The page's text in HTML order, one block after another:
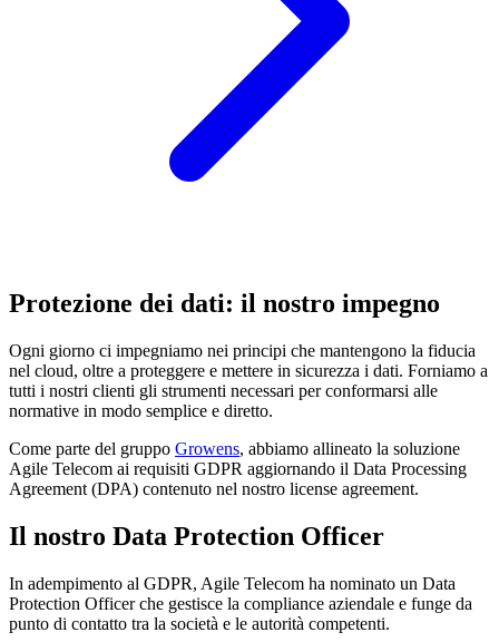
Protezione dei dati: il nostro impegno
Ogni giorno ci impegniamo nei principi che mantengono la fiducia
nel cloud, oltre a proteggere e mettere in sicurezza i dati. Forniamo a
tutti i nostri clienti gli strumenti necessari per conformarsi alle
normative in modo semplice e diretto.
Come parte del gruppo Growens, abbiamo allineato la soluzione
Agile Telecom ai requisiti GDPR aggiornando il Data Processing
Agreement (DPA) contenuto nel nostro license agreement.
Il nostro Data Protection Officer
In adempimento al GDPR, Agile Telecom ha nominato un Data
Protection Officer che gestisce la compliance aziendale e funge da
punto di contatto tra la società e le autorità competenti.